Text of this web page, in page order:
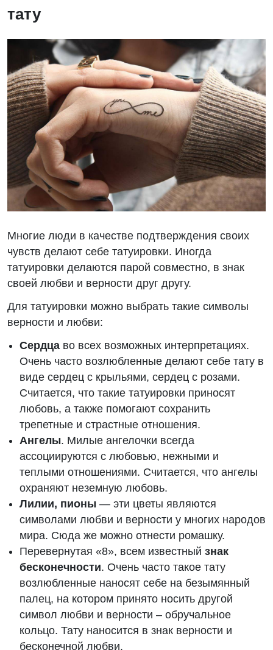
тату
Многие люди в качестве подтверждения своих
чувств делают себе татуировки. Иногда
татуировки делаются парой совместно, в знак
своей любви и верности друг другу.
Для татуировки можно выбрать такие символы
верности и любви:
Сердца во всех возможных интерпретациях.
Очень часто возлюбленные делают себе тату в
виде сердец с крыльями, сердец с розами.
Считается, что такие татуировки приносят
любовь, а также помогают сохранить
трепетные и страстные отношения.
Ангелы. Милые ангелочки всегда
ассоциируются с любовью, нежными и
теплыми отношениями. Считается, что ангелы
охраняют неземную любовь.
Лилии, пионы — эти цветы являются
символами любви и верности у многих народов
мира. Сюда же можно отнести ромашку.
Перевернутая «8», всем известный знак
бесконечности. Очень часто такое тату
возлюбленные наносят себе на безымянный
палец, на котором принято носить другой
символ любви и верности – обручальное
кольцо. Тату наносится в знак верности и
бесконечной любви.